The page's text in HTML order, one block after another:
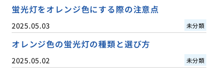
蛍光灯をオレンジ色にする際の注意点
2025.05.03 未分類
オレンジ色の蛍光灯の種類と選び方
2025.05.02 未分類